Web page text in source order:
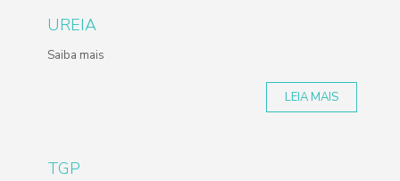
UREIA
Saiba mais
LEIA MAIS
TGP